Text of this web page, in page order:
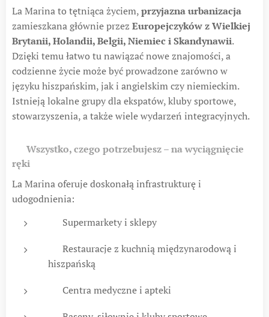
La Marina to tętniąca życiem,przyjazna urbanizacja
zamieszkana głównie przez Europejczyków z Wielkiej
Brytanii, Holandii, Belgii, Niemiec i Skandynawii.
Dzięki temu łatwo tu nawiązać nowe znajomości, a
codzienne życie może być prowadzone zarówno w
języku hiszpańskim, jak i angielskim czy niemieckim.
Istnieją lokalne grupy dla ekspatów, kluby sportowe,
stowarzyszenia, a także wiele wydarzeń integracyjnych.
Wszystko, czego potrzebujesz – na wyciągnięcie
ręki
La Marina oferuje doskonałą infrastrukturę i
udogodnienia:
📍 Supermarkety i sklepy
🍽 Restauracje z kuchnią międzynarodową i
hiszpańską
🏥 Centra medyczne i apteki